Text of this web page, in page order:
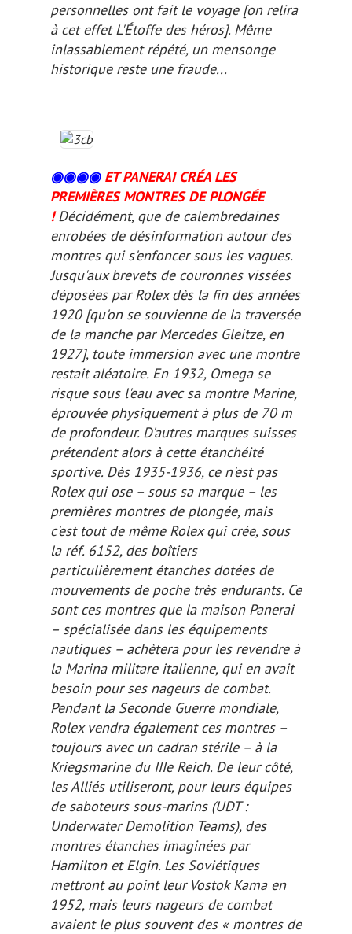
personnelles ont fait le voyage [on relira
à cet effetL'Étoffe des héros]. Même
inlassablement répété, un mensonge
historique reste une fraude...
◉◉◉◉ ET PANERAI CRÉA LES
PREMIÈRES MONTRES DE PLONGÉE
!Décidément, que de calembredaines
enrobées de désinformationautour des
montres qui s'enfoncer sous les vagues.
Jusqu'aux brevets de couronnes vissées
déposées par Rolex dès la fin des années
1920 [qu'on se souvienne de la traversée
de la manche par Mercedes Gleitze, en
1927], toute immersion avec une montre
restait aléatoire. En 1932, Omega se
risque sous l'eau avec sa montre Marine,
éprouvée physiquement à plus de 70 m
de profondeur. D'autres marques suisses
prétendent alors à cette étanchéité
sportive. Dès 1935-1936, ce n'est pas
Rolex qui ose – sous sa marque – les
premières montres de plongée, mais
c'est tout de même Rolex qui crée, sous
la réf. 6152, des boîtiers
particulièrement étanches dotées de
mouvements de poche très endurants. Ce
sont ces montres que la maison Panerai
– spécialisée dans les équipements
nautiques – achètera pour les revendre à
la Marina militareitalienne, qui en avait
besoin pour ses nageurs de combat.
Pendant la Seconde Guerre mondiale,
Rolex vendra également ces montres –
toujours avec un cadran stérile – à la
Kriegsmarine du IIIe Reich. De leur côté,
les Alliés utiliseront, pour leurs équipes
de saboteurs sous-marins (UDT :
Underwater Demolition Teams), des
montres étanches imaginées par
Hamilton et Elgin. Les Soviétiques
mettront au point leur Vostok Kama en
1952, mais leurs nageurs de combat
avaient le plus souvent des « montres de